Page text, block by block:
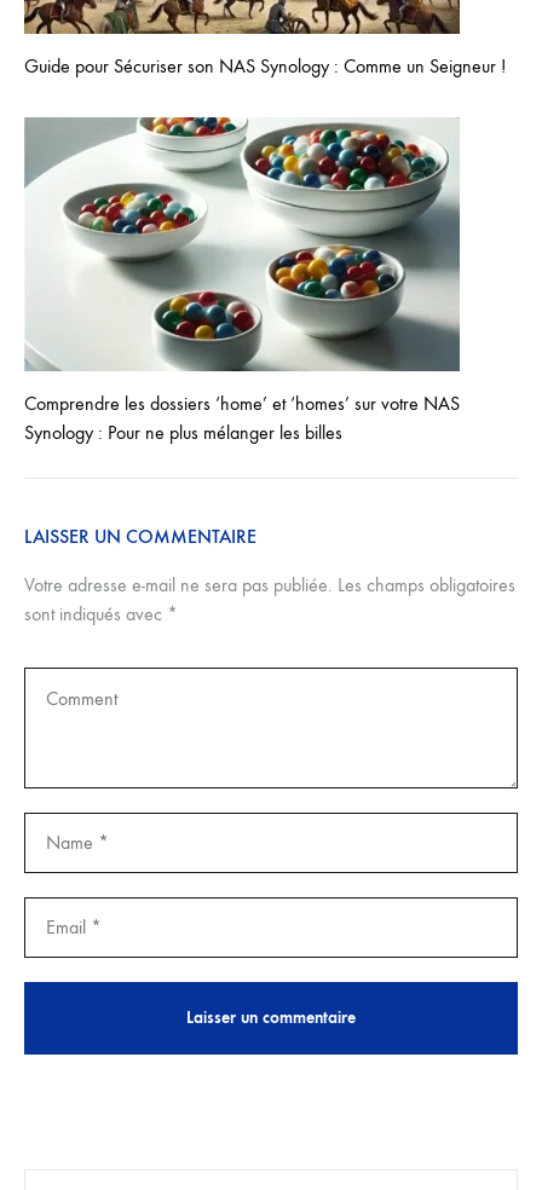
Guide pour Sécuriser son NAS Synology : Comme un Seigneur !
Comprendre les dossiers ‘home’ et ‘homes’ sur votre NAS
Synology : Pour ne plus mélanger les billes
LAISSER UN COMMENTAIRE
Votre adresse e-mail ne sera pas publiée. Les champs obligatoires
sont indiqués avec *